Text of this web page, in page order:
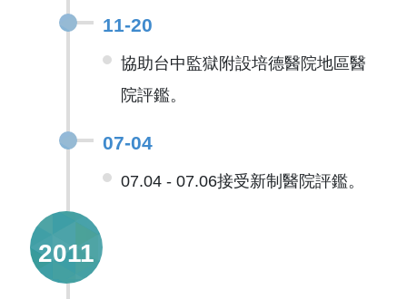
11-20
協助台中監獄附設培德醫院地區醫
院評鑑。
07-04
07.04 - 07.06接受新制醫院評鑑。
2011